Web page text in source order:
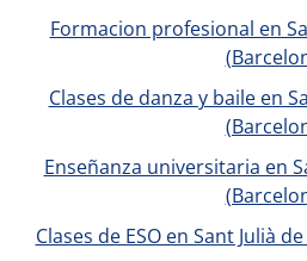
Formacion profesional en
Clases de danza y baile en
Enseñanza universitaria en
Clases de ESO en Sant Julià